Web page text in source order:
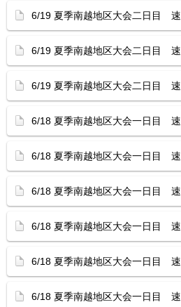
6/19 夏季南越地区大会二日目
6/19 夏季南越地区大会二日目
6/19 夏季南越地区大会二日目
6/18 夏季南越地区大会一日目
6/18 夏季南越地区大会一日目
6/18 夏季南越地区大会一日目
6/18 夏季南越地区大会一日目
6/18 夏季南越地区大会一日目
6/18 夏季南越地区大会一日目